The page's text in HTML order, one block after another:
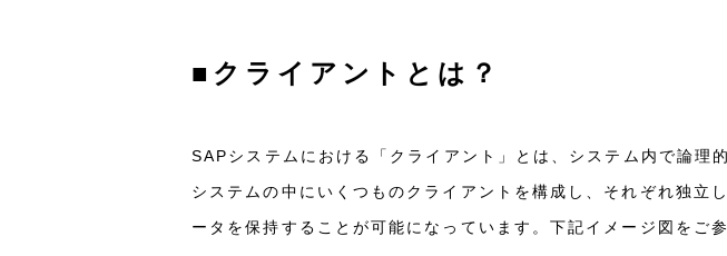
■クライアントとは？
SAPシステムにおける「クライアント」とは、システム内で論理
システムの中にいくつものクライアントを構成し、それぞれ独立
ータを保持することが可能になっています。下記イメージ図をご参